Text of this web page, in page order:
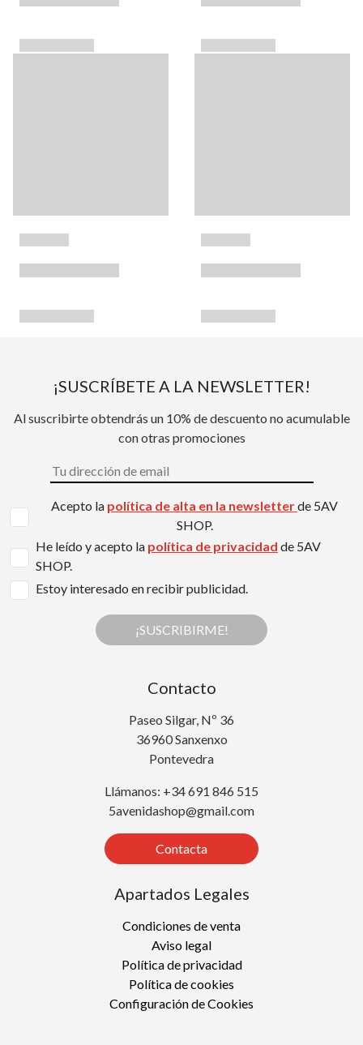
¡SUSCRÍBETE A LA NEWSLETTER!
Al suscribirte obtendrás un 10% de descuento no acumulable
con otras promociones
Acepto la política de alta en la newsletterde 5AV
SHOP.
He leído y acepto la política de privacidad de 5AV
SHOP.
Estoy interesado en recibir publicidad.
¡SUSCRIBIRME!
Contacto
Paseo Silgar, Nº 36
36960 Sanxenxo
Pontevedra
Llámanos: +34 691 846 515
5avenidashop@gmail.com
Contacta
Apartados Legales
Condiciones de venta
Aviso legal
Política de privacidad
Política de cookies
Configuración de Cookies